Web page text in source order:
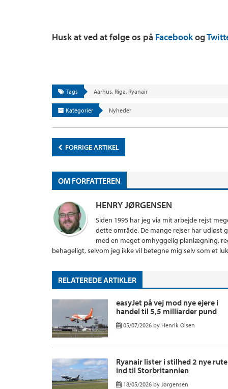
Husk at ved at følge os på Facebookog
Tags Aarhus, Riga, Ryanair
Kategorier Nyheder
FORRIGE ARTIKEL
OM FORFATTEREN
HENRY JØRGENSEN
Siden 1995 har jeg via mit arbejde rejst
dette område. De mange rejser har udløst
med en meget omhyggelig planlægning,
behageligt, selvom jeg ikke vil betegne mig selv som et
RELATEREDE ARTIKLER
easyJet på vej mod nye ejere i
handel til 5,5 milliarder pund
05/07/2026 by Henrik Olsen
Ryanair lister i stilhed 2 nye
ind til Storbritannien
18/05/2026 by Jørgensen